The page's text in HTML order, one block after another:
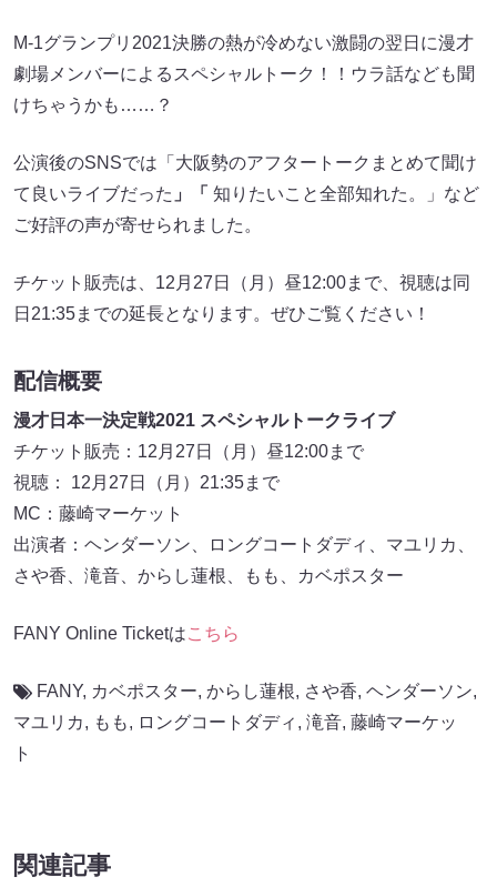
M-1グランプリ2021決勝の熱が冷めない激闘の翌日に漫才
劇場メンバーによるスペシャルトーク！！ウラ話なども聞
けちゃうかも……？
公演後のSNSでは「大阪勢のアフタートークまとめて聞け
て良いライブだった 」「 知りたいこと全部知れた。」など
ご好評の声が寄せられました。
チケット販売は、12月27日（月）昼12:00まで、視聴は同
日21:35までの延長となります。ぜひご覧ください！
配信概要
漫才日本一決定戦2021 スペシャルトークライブ
チケット販売：12月27日（月）昼12:00まで
視聴： 12月27日（月）21:35まで
MC：藤崎マーケット
出演者：ヘンダーソン、ロングコートダディ、マユリカ、
さや香、滝音、からし蓮根、もも、カベポスター
FANY Online Ticketはこちら
FANY, カベポスター, からし蓮根, さや香, ヘンダーソン,
マユリカ, もも, ロングコートダディ , 滝音, 藤崎マーケッ
ト
関連記事